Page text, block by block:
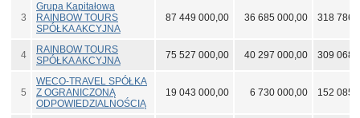
3
Grupa Kapitałowa
RAINBOW TOURS
SPÓŁKA AKCYJNA
87 449 000,00 36 685 000,00 318 786
4
RAINBOW TOURS
SPÓŁKA AKCYJNA
75 527 000,00 40 297 000,00 309 068
5
WECO-TRAVEL SPÓŁKA
Z OGRANICZONĄ
ODPOWIEDZIALNOŚCIĄ
19 043 000,00 6 730 000,00 152 085